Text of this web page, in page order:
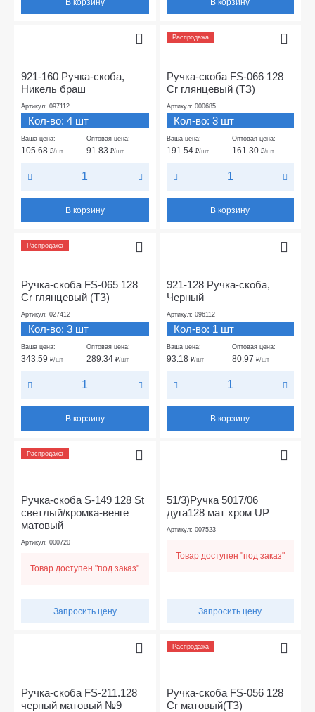
В корзину В корзину
921-160 Ручка-скоба,
Никель браш
Артикул: 097112
Кол-во: 4 шт
Ваша цена:
105.68 ₽/шт
Оптовая цена:
91.83₽/шт
В корзину
Распродажа
Ручка-скоба FS-066 128
Cr глянцевый (ТЗ)
Артикул: 000685
Кол-во: 3 шт
Ваша цена:
191.54 ₽/шт
Оптовая цена:
161.30 ₽/шт
В корзину
Распродажа
Ручка-скоба FS-065 128
Cr глянцевый (ТЗ)
Артикул: 027412
Кол-во: 3 шт
Ваша цена:
343.59 ₽/шт
Оптовая цена:
289.34₽/шт
В корзину
921-128 Ручка-скоба,
Черный
Артикул: 096112
Кол-во: 1 шт
Ваша цена:
93.18 ₽/шт
Оптовая цена:
80.97 ₽/шт
В корзину
Распродажа
Ручка-скоба S-149 128 St
светлый/кромка-венге
матовый
Артикул: 000720
Товар доступен "под заказ"
Запросить цену
51/3)Ручка 5017/06
дуга128 мат хром UP
Артикул: 007523
Товар доступен "под заказ"
Запросить цену
Ручка-скоба FS-211.128
черный матовый №9
Распродажа
Ручка-скоба FS-056 128
Cr матовый(ТЗ)